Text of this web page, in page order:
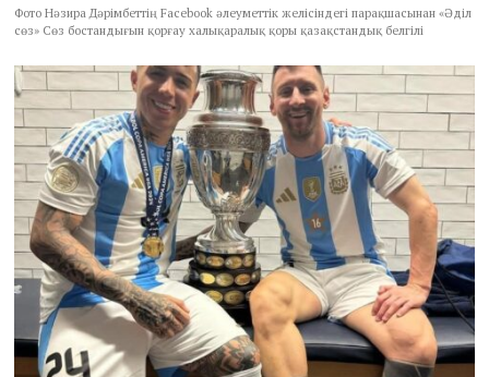
Фото Нәзира Дәрімбеттің Facebook әлеуметтік желісіндегі парақшасынан «Әділ
сөз» Сөз бостандығын қорғау халықаралық қоры қазақстандық белгілі